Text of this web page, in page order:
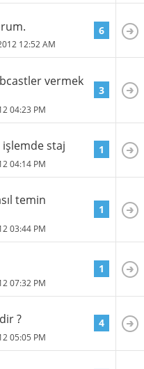
12:52 AM
6
vermek
04:23 PM
3
işlemde staj
04:14 PM
1
temin
03:44 PM
1
07:32 PM
1
?
05:05 PM
4